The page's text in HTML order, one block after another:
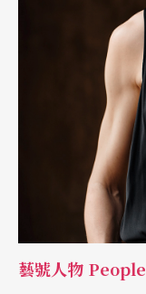
藝號人物 People